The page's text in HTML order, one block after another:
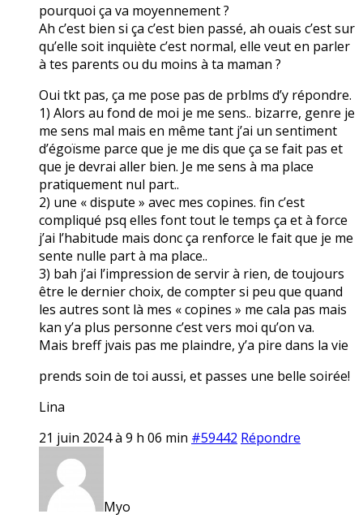
pourquoi ça va moyennement ?
Ah c’est bien si ça c’est bien passé, ah ouais c’est sur
qu’elle soit inquiète c’est normal, elle veut en parler
à tes parents ou du moins à ta maman ?
Oui tkt pas, ça me pose pas de prblms d’y répondre.
1) Alors au fond de moi je me sens.. bizarre, genre je
me sens mal mais en même tant j’ai un sentiment
d’égoïsme parce que je me dis que ça se fait pas et
que je devrai aller bien. Je me sens à ma place
pratiquement nul part..
2) une « dispute » avec mes copines. fin c’est
compliqué psq elles font tout le temps ça et à force
j’ai l’habitude mais donc ça renforce le fait que je me
sente nulle part à ma place..
3) bah j’ai l’impression de servir à rien, de toujours
être le dernier choix, de compter si peu que quand
les autres sont là mes « copines » me cala pas mais
kan y’a plus personne c’est vers moi qu’on va.
Mais breff jvais pas me plaindre, y’a pire dans la vie
prends soin de toi aussi, et passes une belle soirée!
Lina
21 juin 2024 à 9 h 06 min #59442 Répondre
Myo